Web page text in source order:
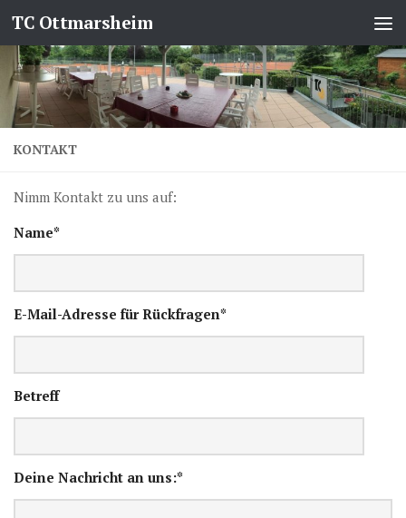
Zum Inhalt springen
TC Ottmarsheim
KONTAKT
Nimm Kontakt zu uns auf:
Name*
E-Mail-Adresse für Rückfragen*
Betreff
Deine Nachricht an uns:*